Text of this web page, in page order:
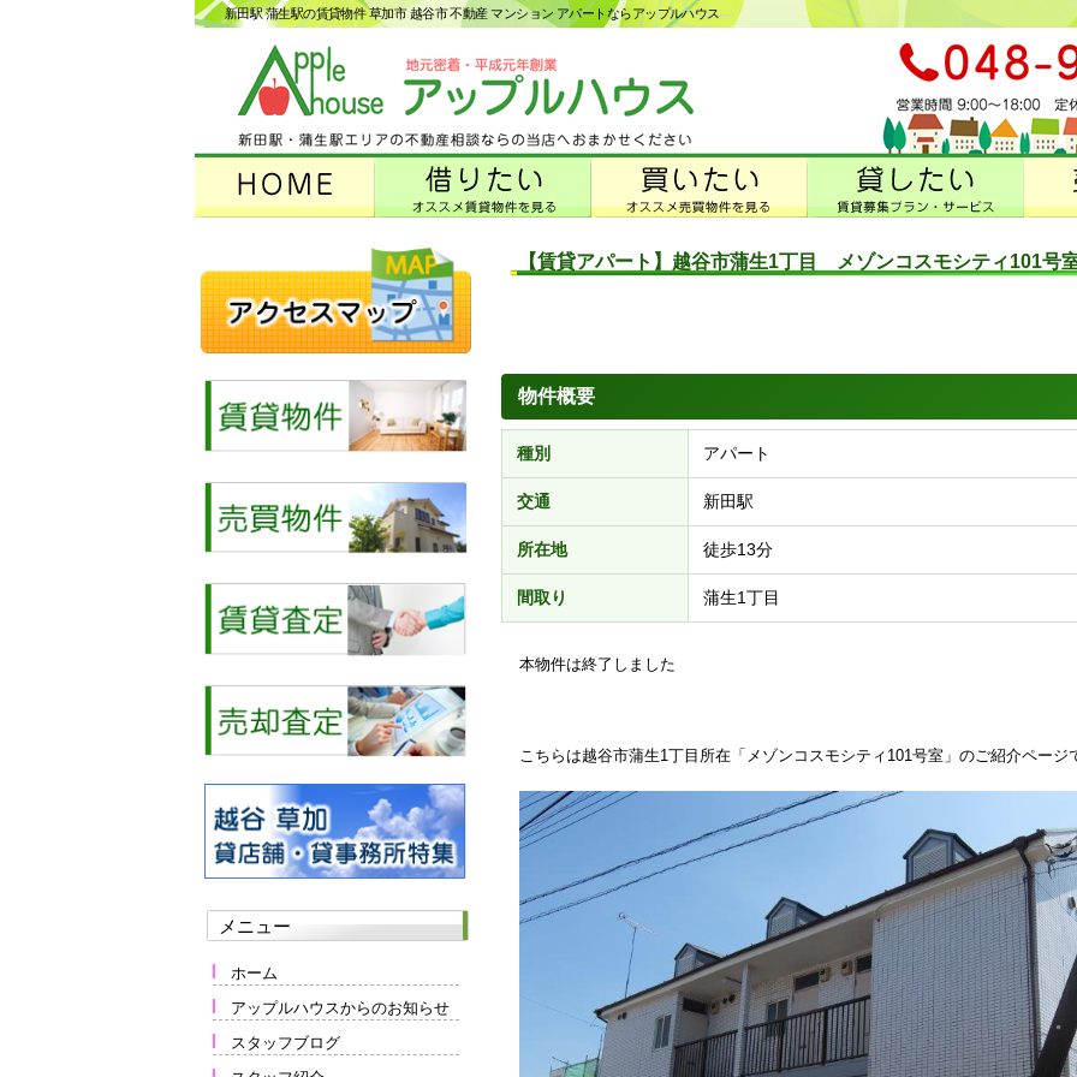
新田駅 蒲生駅の賃貸物件 草加市 越谷市 不動産 マンション アパートならアップルハウス
メニュー
ホーム
アップルハウスからのお知らせ
スタッフブログ
【賃貸アパート】越谷市蒲生1丁目 メゾンコスモシティ101号
物件概要
種別 アパート
交通 新田駅
所在地 徒歩13分
間取り 蒲生1丁目
本物件は終了しました
こちらは越谷市蒲生1丁目所在「メゾンコスモシティ101号室」のご紹介ページ